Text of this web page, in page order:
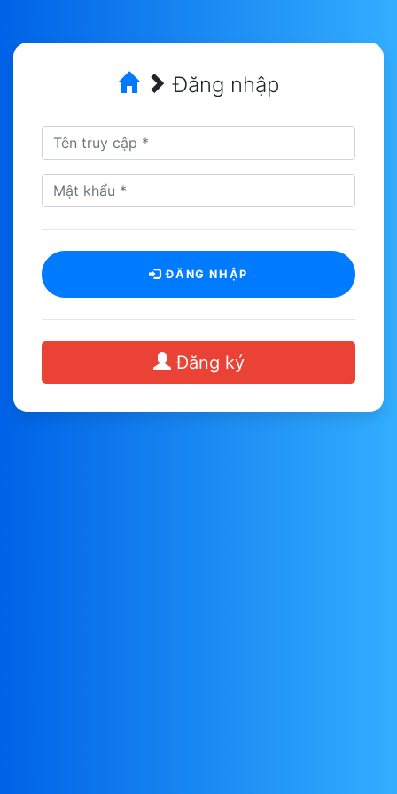
Đăng nhập
ĐĂNG NHẬP
Đăng ký